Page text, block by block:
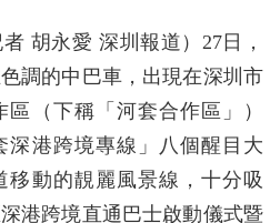
胡永愛 深圳報道）27日，
調的中巴車，出現在深圳市
（下稱「河套合作區」）
深港跨境專線」八個醒目大
移動的靚麗風景線，十分吸
港跨境直通巴士啟動儀式暨